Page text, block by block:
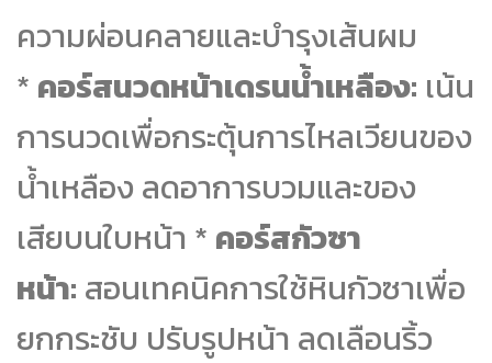
ความผ่อนคลายและบำรุงเส้นผม
* คอร์สนวดหน้าเดรนน้ำเหลือง: เน้น
การนวดเพื่อกระตุ้นการไหลเวียนของ
น้ำเหลือง ลดอาการบวมและของ
เสียบนใบหน้า * คอร์สกัวซา
หน้า: สอนเทคนิคการใช้หินกัวซาเพื่อ
ยกกระชับ ปรับรูปหน้า ลดเลือนริ้ว